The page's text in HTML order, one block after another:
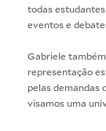
todas
eventos e
Gabriele
representação
pelas demandas
visamos uma